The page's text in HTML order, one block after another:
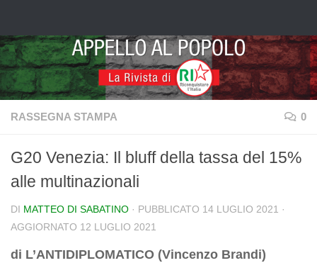
RASSEGNA STAMPA 0
G20 Venezia: Il bluff della tassa del 15%
alle multinazionali
DI MATTEO DI SABATINO · PUBBLICATO 14 LUGLIO 2021 ·
AGGIORNATO 12 LUGLIO 2021
di L’ANTIDIPLOMATICO (Vincenzo Brandi)